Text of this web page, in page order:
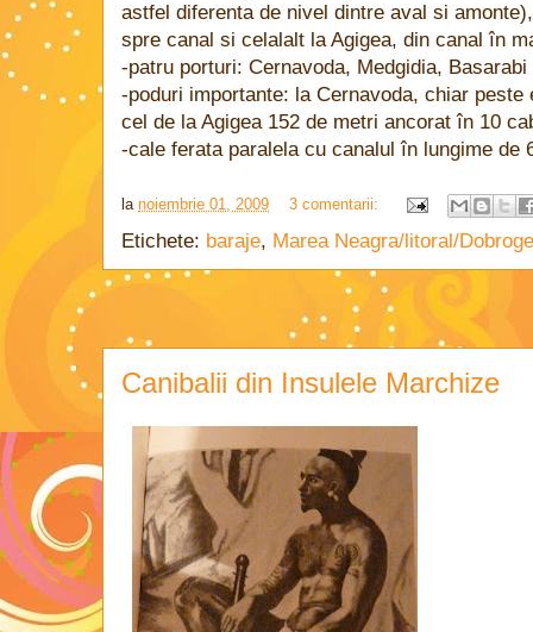
astfel diferenta de nivel dintre aval si
spre canal si celalalt la Agigea, din canal în
-patru porturi: Cernavoda, Medgidia,
-poduri importante: la Cernavoda, chiar
cel de la Agigea 152 de metri ancorat în 10
-cale ferata paralela cu canalul în lungime de
la noiembrie 01, 2009 3 comentarii:
Etichete: baraje, Marea Neagra/litoral/
Canibalii din Insulele Marchize